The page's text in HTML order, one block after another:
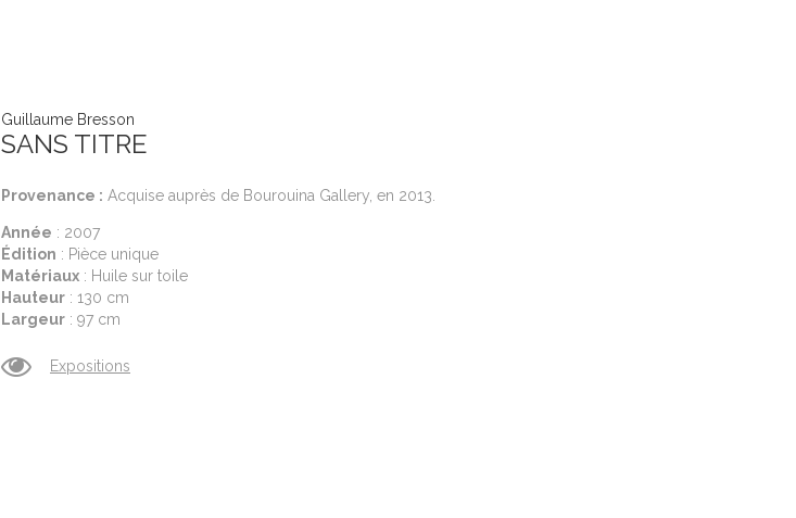
Guillaume Bresson
SANS TITRE
Provenance : Acquise auprès de Bourouina Gallery, en 2013.
Année : 2007
Édition : Pièce unique
Matériaux : Huile sur toile
Hauteur : 130 cm
Largeur : 97 cm
Expositions